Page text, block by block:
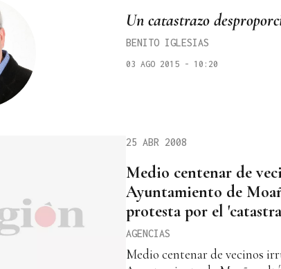
Un catastrazo
BENITO IGLESIAS
03 AGO 2015 - 10:20
25 ABR 2008
Medio centenar de
Ayuntamiento de
protesta por el
AGENCIAS
Medio centenar de vecinos